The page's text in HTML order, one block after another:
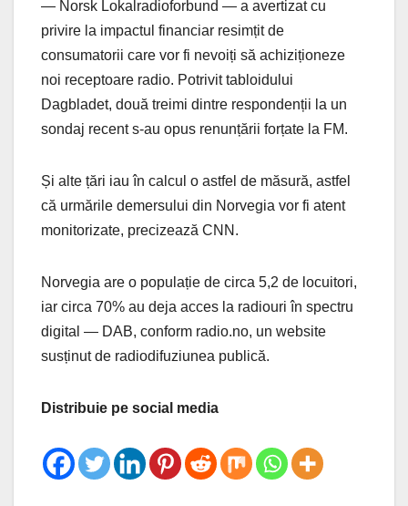
— Norsk Lokalradioforbund — a avertizat cu
privire la impactul financiar resimțit de
consumatorii care vor fi nevoiți să achiziționeze
noi receptoare radio. Potrivit tabloidului
Dagbladet, două treimi dintre respondenții la un
sondaj recent s-au opus renunțării forțate la FM.
Și alte țări iau în calcul o astfel de măsură, astfel
că urmările demersului din Norvegia vor fi atent
monitorizate, precizează CNN.
Norvegia are o populație de circa 5,2 de locuitori,
iar circa 70% au deja acces la radiouri în spectru
digital — DAB, conform radio.no, un website
susținut de radiodifuziunea publică.
Distribuie pe social media